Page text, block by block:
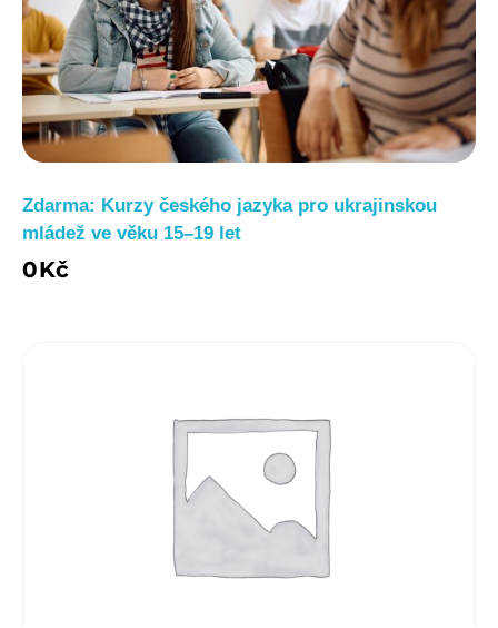
Zdarma: Kurzy českého jazyka pro ukrajinskou
mládež ve věku 15–19 let
0Kč